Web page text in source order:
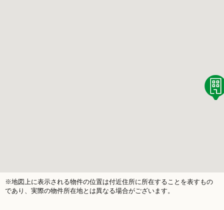
※地図上に表示される物件の位置は付近住所に所在することを表すもの
であり、実際の物件所在地とは異なる場合がございます。